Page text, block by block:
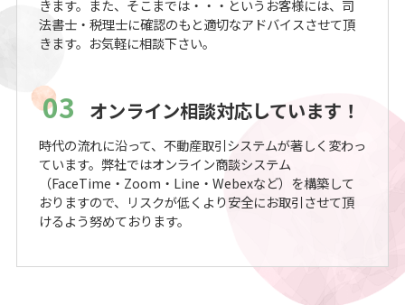
きます。また、そこまでは・・・というお客様には、司
法書士・税理士に確認のもと適切なアドバイスさせて頂
きます。お気軽に相談下さい。
03 オンライン相談対応しています！
時代の流れに沿って、不動産取引システムが著しく変わっ
ています。弊社ではオンライン商談システム
（FaceTime・Zoom・Line・Webexなど）を構築して
おりますので、リスクが低くより安全にお取引させて頂
けるよう努めております。